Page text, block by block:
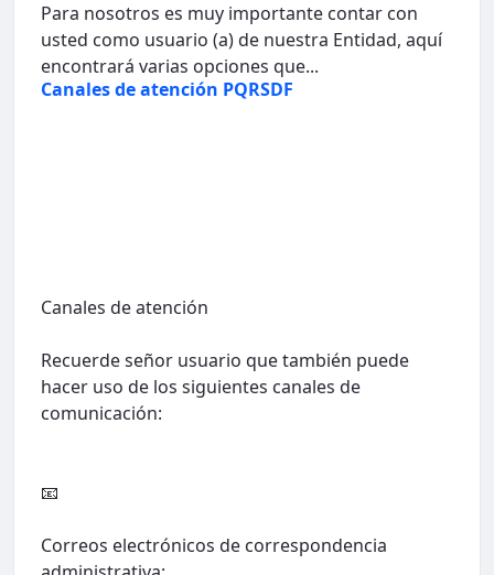
Para nosotros es muy importante contar con
usted como usuario (a) de nuestra Entidad, aquí
encontrará varias opciones que...
Canales de atención PQRSDF
Canales de atención
Recuerde señor usuario que también puede
hacer uso de los siguientes canales de
comunicación:
📧
Correos electrónicos de correspondencia